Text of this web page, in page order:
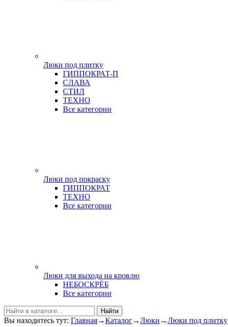
Люки под плитку
ГИППОКРАТ-П
СЛАВА
СТИЛ
ТЕХНО
Все категории
Люки под покраску
ГИППОКРАТ
ТЕХНО
Все категории
Люки для выхода на кровлю
НЕБОСКРЁБ
Все категории
Найти
Вы находитесь тут: Главная→Каталог→Люки →Люки под плитку